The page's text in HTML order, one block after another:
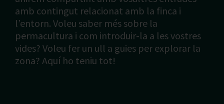
amb contingut relacionat amb la finca i
l’entorn. Voleu saber més sobre la
permacultura i com introduir-la a les vostres
vides? Voleu fer un ull a guies per explorar la
zona? Aquí ho teniu tot!